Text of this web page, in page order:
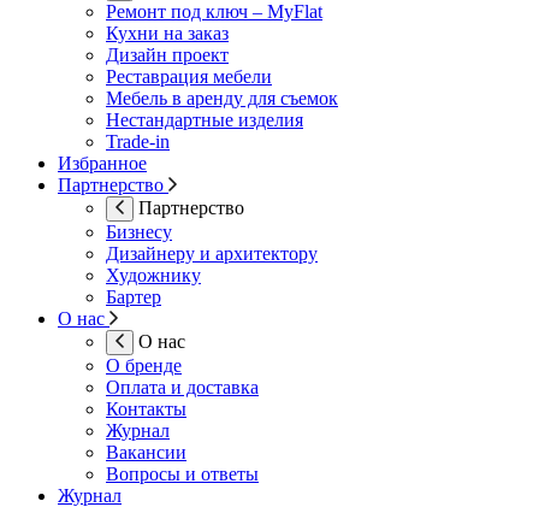
Ремонт под ключ – MyFlat
Кухни на заказ
Дизайн проект
Реставрация мебели
Мебель в аренду для съемок
Нестандартные изделия
Trade-in
Избранное
Партнерство
Партнерство
Бизнесу
Дизайнеру и архитектору
Художнику
Бартер
О нас
О нас
О бренде
Оплата и доставка
Контакты
Журнал
Вакансии
Вопросы и ответы
Журнал